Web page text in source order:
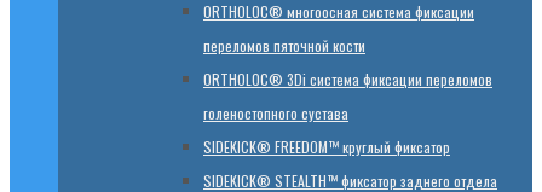
ORTHOLOC® многоосная система фиксации
переломов пяточной кости
ORTHOLOC® 3Di система фиксации переломов
голеностопного сустава
SIDEKICK® FREEDOM™ круглый фиксатор
SIDEKICK® STEALTH™ фиксатор заднего отдела